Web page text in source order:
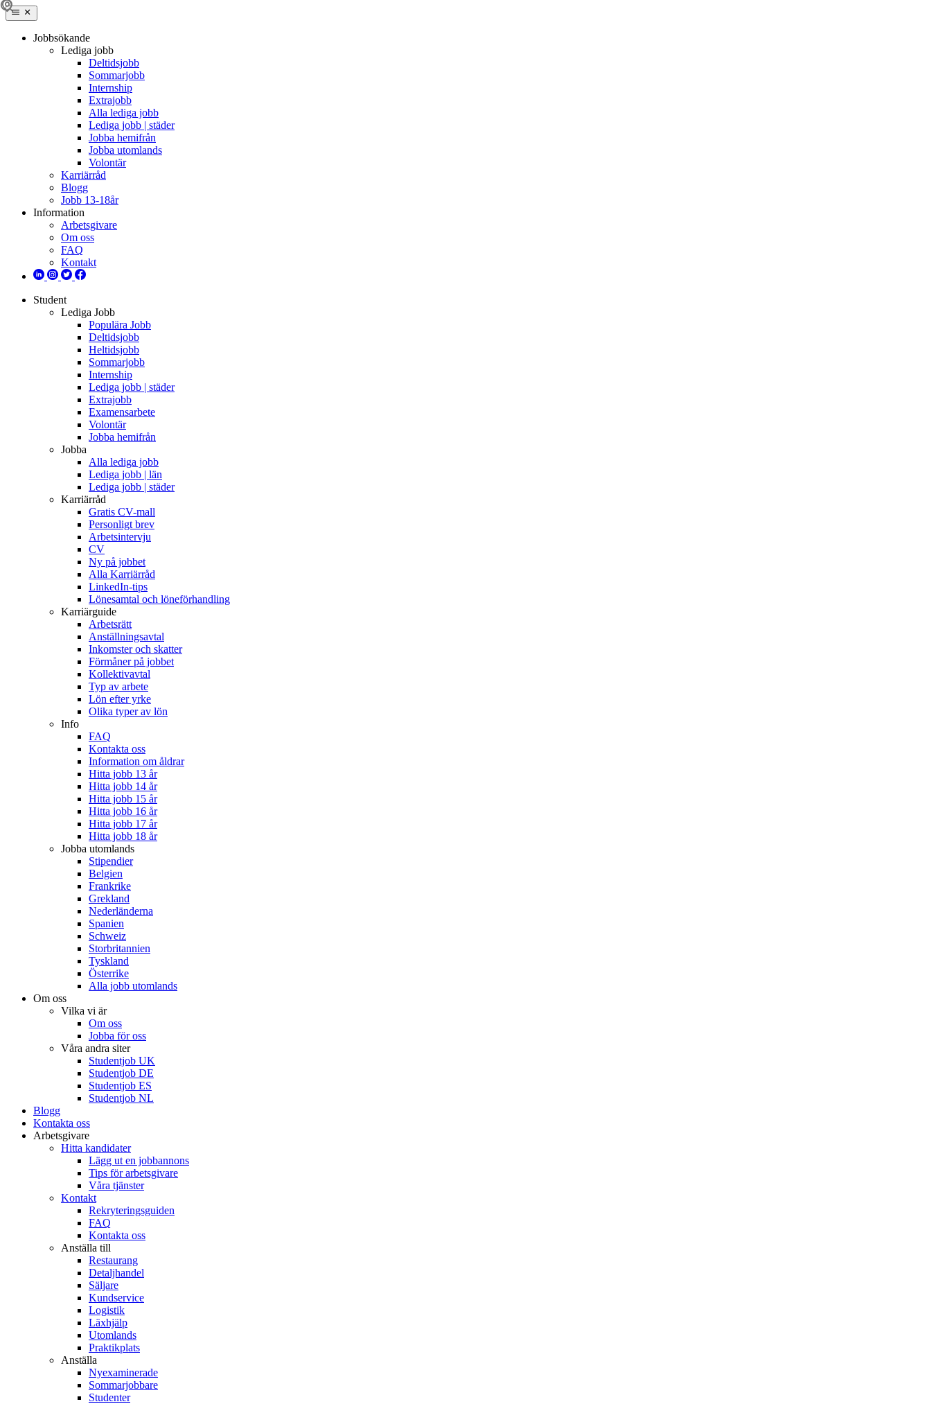
Jobbsökande
Lediga jobb
Deltidsjobb
Sommarjobb
Internship
Extrajobb
Alla lediga jobb
Lediga jobb | städer
Jobba hemifrån
Jobba utomlands
Volontär
Karriärråd
Blogg
Jobb 13-18år
Information
Arbetsgivare
Om oss
FAQ
Kontakt
Student
Lediga Jobb
Populära Jobb
Deltidsjobb
Heltidsjobb
Sommarjobb
Internship
Lediga jobb | städer
Extrajobb
Examensarbete
Volontär
Jobba hemifrån
Jobba
Alla lediga jobb
Lediga jobb | län
Lediga jobb | städer
Karriärråd
Gratis CV-mall
Personligt brev
Arbetsintervju
CV
Ny på jobbet
Alla Karriärråd
LinkedIn-tips
Lönesamtal och löneförhandling
Karriärguide
Arbetsrätt
Anställningsavtal
Inkomster och skatter
Förmåner på jobbet
Kollektivavtal
Typ av arbete
Lön efter yrke
Olika typer av lön
Info
FAQ
Kontakta oss
Information om åldrar
Hitta jobb 13 år
Hitta jobb 14 år
Hitta jobb 15 år
Hitta jobb 16 år
Hitta jobb 17 år
Hitta jobb 18 år
Jobba utomlands
Stipendier
Belgien
Frankrike
Grekland
Nederländerna
Spanien
Schweiz
Storbritannien
Tyskland
Österrike
Alla jobb utomlands
Om oss
Vilka vi är
Om oss
Jobba för oss
Våra andra siter
Studentjob UK
Studentjob DE
Studentjob ES
Studentjob NL
Blogg
Kontakta oss
Arbetsgivare
Hitta kandidater
Lägg ut en jobbannons
Tips för arbetsgivare
Våra tjänster
Kontakt
Rekryteringsguiden
FAQ
Kontakta oss
Anställa till
Restaurang
Detaljhandel
Säljare
Kundservice
Logistik
Läxhjälp
Utomlands
Praktikplats
Anställa
Nyexaminerade
Sommarjobbare
Studenter